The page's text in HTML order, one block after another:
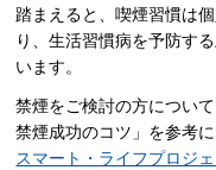
踏まえると、喫煙習慣は
り、生活習慣病を予防す
います。
禁煙をご検討の方につい
禁煙成功のコツ」を参考に
スマート・ライフプロジ